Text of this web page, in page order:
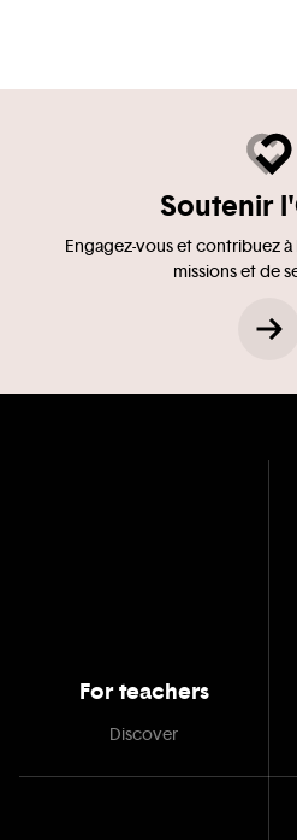
Soutenir
Engagez-vous et contribuez
missions et de
For teachers
Discover